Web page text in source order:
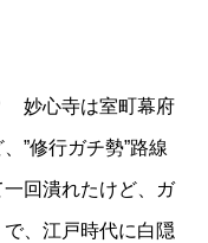
妙心寺は室町幕府
”修行ガチ勢”路線
回潰れたけど、ガ
、江戸時代に白隠